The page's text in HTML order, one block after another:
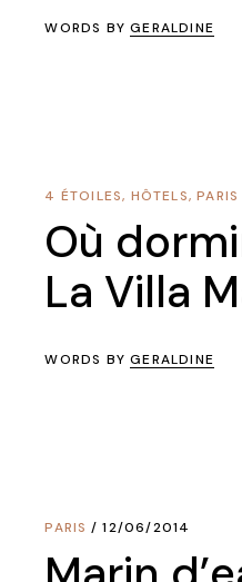
WORDS BYGERALDINE
4 ÉTOILES, HÔTELS,PARIS
Où
La Villa
WORDS BYGERALDINE
PARIS 12/06/2014